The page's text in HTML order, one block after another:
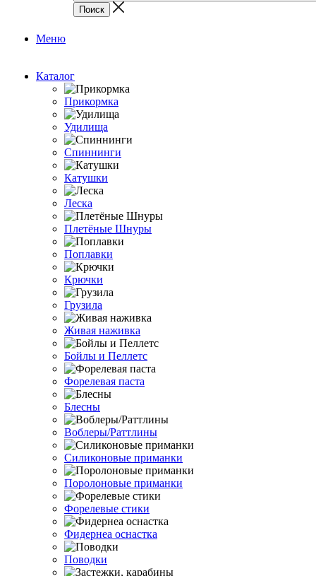
Меню
Каталог
Прикормка
Удилища
Спиннинги
Катушки
Леска
Плетёные Шнуры
Поплавки
Крючки
Грузила
Живая наживка
Бойлы и Пеллетс
Форелевая паста
Блесны
Воблеры/Раттлины
Силиконовые приманки
Поролоновые приманки
Форелевые стики
Фидернеа оснастка
Поводки